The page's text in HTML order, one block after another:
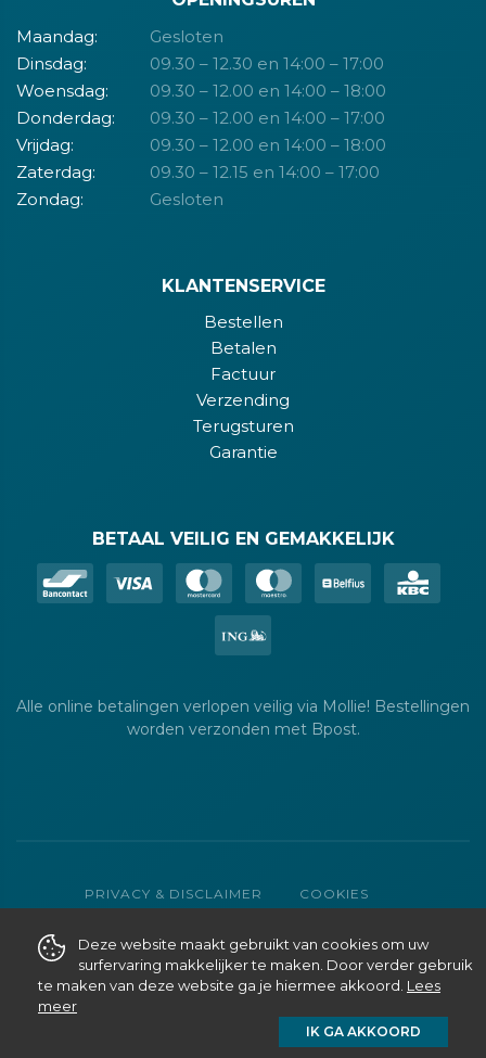
Maandag:
Gesloten
Dinsdag:
09.30 – 12.30 en 14:00 – 17:00
Woensdag:
09.30 – 12.00 en 14:00 – 18:00
Donderdag:
09.30 – 12.00 en 14:00 – 17:00
Vrijdag:
09.30 – 12.00 en 14:00 – 18:00
Zaterdag:
09.30 – 12.15 en 14:00 – 17:00
Zondag:
Gesloten
KLANTENSERVICE
Bestellen
Betalen
Factuur
Verzending
Terugsturen
Garantie
BETAAL VEILIG EN GEMAKKELIJK
Alle online betalingen verlopen veilig via Mollie! Bestellingen
worden verzonden met Bpost.
PRIVACY & DISCLAIMER
COOKIES
WEBSITE MADE WITH BY PIXELMEDIA
Deze website maakt gebruikt van cookies om uw
surfervaring makkelijker te maken. Door verder gebruik
te maken van deze website ga je hiermee akkoord. Lees
meer